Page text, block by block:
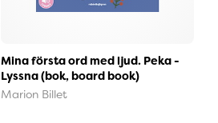
Mina första ord med ljud. Peka -
Lyssna (bok, board book)
Marion Billet